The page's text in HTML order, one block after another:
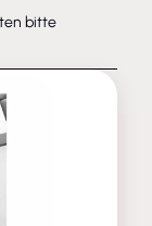
bitte